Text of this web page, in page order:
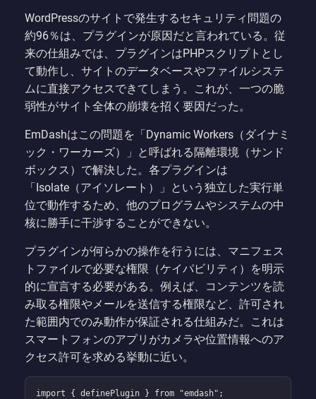
WordPressのサイトで発生するセキュリティ問題の
約96％は、プラグインが原因だと言われている。従
来の仕組みでは、プラグインはPHPスクリプトとし
て動作し、サイトのデータベースやファイルシステ
ムに直接アクセスできてしまう。これが、一つの脆
弱性がサイト全体の崩壊を招く要因だった。
EmDashはこの問題を「Dynamic Workers（ダイナミ
ック・ワーカーズ）」と呼ばれる隔離環境（サンド
ボックス）で解決した。各プラグインは
「Isolate（アイソレート）」という独立した実行単
位で動作するため、他のプログラムやシステムの中
核に勝手に干渉することができない。
プラグインが何らかの操作を行うには、マニフェス
トファイルで必要な権限（ケイパビリティ）を明示
的に宣言する必要がある。例えば、コンテンツを読
み取る権限やメールを送信する権限など、許可され
た範囲内でのみ動作が保証される仕組みだ。これは
スマートフォンのアプリがカメラや位置情報へのア
クセス許可を求める挙動に近い。
import { definePlugin } from "emdash";